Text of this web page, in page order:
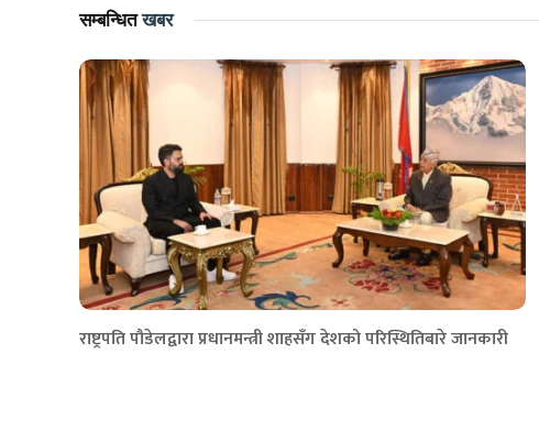
सम्बन्धितखबर
राष्ट्रपति पौडेलद्वारा प्रधानमन्त्री शाहसँग देशको परिस्थितिबारे जानकारी